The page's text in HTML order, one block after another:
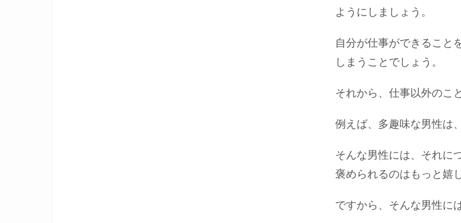
ようにしましょう。
自分が仕事ができること
しまうことでしょう。
それから、仕事以外のこ
例えば、多趣味な男性は
そんな男性には、それに
褒められるのはもっと嬉
ですから、そんな男性に